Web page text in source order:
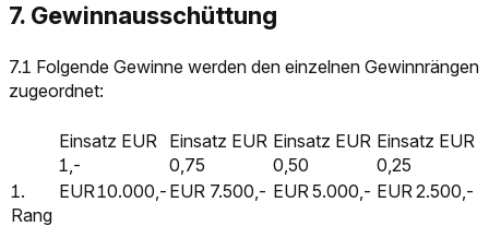
7. Gewinnausschüttung
7.1 Folgende Gewinne werden den einzelnen Gewinnrängen
zugeordnet:
Einsatz EUR
1,-
Einsatz EUR
0,75
Einsatz EUR
0,50
Einsatz EUR
0,25
1.
Rang
EUR10.000,- EUR 7.500,- EUR5.000,- EUR2.500,-